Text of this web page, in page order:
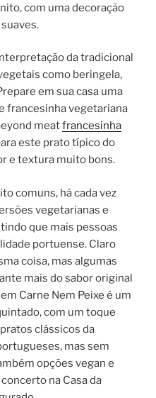
com uma decoração
da tradicional
como beringela,
em sua casa uma
francesinha vegetariana
meatfrancesinha
este prato típico do
e textura muito bons.
comuns, há cada vez
vegetarianas e
que mais pessoas
portuense. Claro
coisa, mas algumas
mais do sabor original
Carne Nem Peixe é um
com um toque
clássicos da
mas sem
opções vegan e
na Casa da